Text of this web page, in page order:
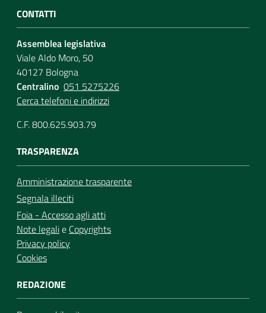
CONTATTI
Assemblea legislativa
Viale Aldo Moro, 50
40127 Bologna
Centralino 051 5275226
Cerca telefoni e indirizzi
C.F. 800.625.903.79
TRASPARENZA
Amministrazione trasparente
Segnala illeciti
Foia - Accesso agli atti
Note legalie Copyrights
Privacy policy
Cookies
REDAZIONE